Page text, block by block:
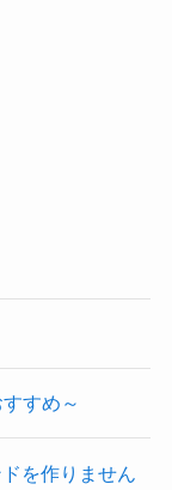
すめ～
を作りません